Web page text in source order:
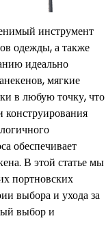
инструмент
одежды, а также
идеально
мягкие
в любую точку, что
конструирования
обеспечивает
В этой статье мы
портновских
выбора и ухода за
выбор и